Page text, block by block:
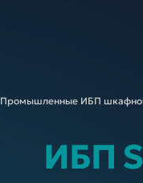
Промышленные ИБП
ИБП